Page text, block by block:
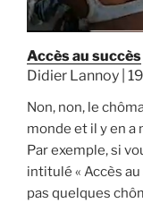
Accès au succès
Didier Lannoy |
Non, non, le
monde et il y en a
Par exemple, si
intitulé « Accès au
pas quelques